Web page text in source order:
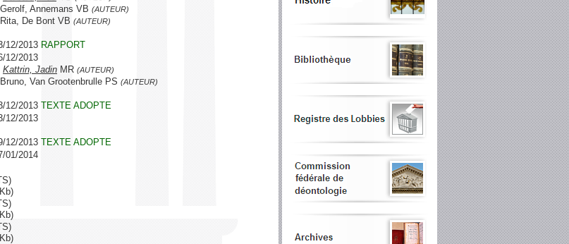
Gerolf, Annemans VB (AUTEUR)
Rita, De Bont VB (AUTEUR)
12/2013 RAPPORT
12/2013
Kattrin, Jadin MR (AUTEUR)
Bruno, Van Grootenbrulle PS (AUTEUR)
12/2013 TEXTE ADOPTE
12/2013
12/2013 TEXTE ADOPTE
01/2014